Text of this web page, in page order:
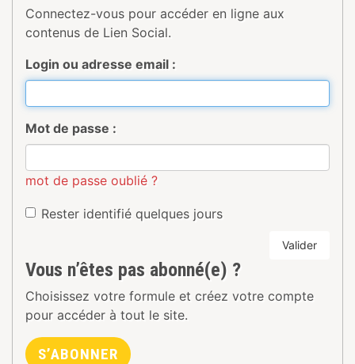
Connectez-vous pour accéder en ligne aux
contenus de Lien Social.
Login ou adresse email :
Mot de passe :
mot de passe oublié ?
Rester identifié quelques jours
Valider
Vous n’êtes pas abonné(e) ?
Choisissez votre formule et créez votre compte
pour accéder à tout le site.
S’ABONNER